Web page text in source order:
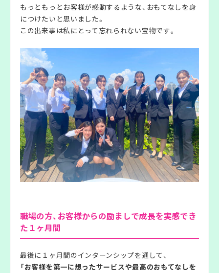
もっともっとお客様が感動するような、おもてなしを身
につけたいと思いました。
この出来事は私にとって忘れられない宝物です。
職場の方、お客様からの励ましで成長を実感でき
た１ヶ月間
最後に１ヶ月間のインターンシップを通して、
「お客様を第一に想ったサービスや最高のおもてなしを